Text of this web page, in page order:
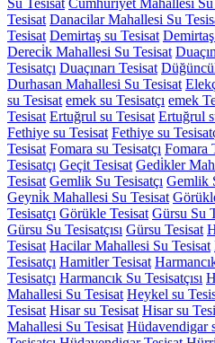
Tesisat Danacilar Mahallesi Su
Tesisat Demirtaş su Tesisat Demirtaş
Dereci̇k Mahallesi Su Tesisat
Tesisatçı Duaçınarı Tesisat
Durhasan Mahallesi Su Tesisat
su Tesisat emek su Tesisatçı emek
Tesisat Ertuğrul su Tesisat Ertuğrul
Fethiye su Tesisat Fethiye su
Tesisat Fomara su Tesisatçı Fomara
Tesisatçı Geçit Tesisat Gedi̇kler
Tesisat Gemlik Su Tesisatçı Gemlik
Geyni̇k Mahallesi Su Tesisat
Tesisatçı Görükle Tesisat Gürsu Su
Gürsu Su Tesisatçısı Gürsu Tesisat
Tesisat Hacilar Mahallesi Su Tesisat
Tesisatçı Hamitler Tesisat
Tesisatçı Harmancık Su Tesisatçısı
Mahallesi Su Tesisat Heykel su
Tesisat Hisar su Tesisat Hisar su
Mahallesi Su Tesisat Hüdavendigar